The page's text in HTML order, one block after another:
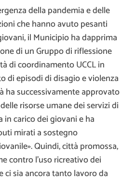
della pandemia e delle
che hanno avuto pesanti
il Municipio ha dapprima
di un Gruppo di riflessione
di coordinamento UCCL in
di episodi di disagio e violenza
ha successivamente approvato
risorse umane dei servizi di
in carico dei giovani e ha
mirati a sostegno
Quindi, città promossa,
contro l’uso ricreativo dei
ci sia ancora tanto lavoro da